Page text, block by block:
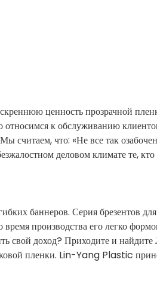
ценность прозрачной
относимся к обслуживанию
считаем, что: «Не все так
деловом климате те, кто
баннеров. Серия брезентов для
производства его легко
свой доход? Приходите и
пленки. Lin-Yang Plastic